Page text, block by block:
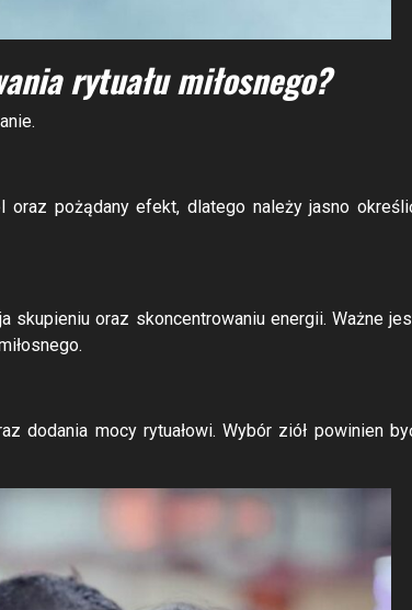
rytuału miłosnego?
oraz pożądany efekt, dlatego należy jasno
oraz skoncentrowaniu energii. Ważne
dodania mocy rytuałowi. Wybór ziół powinien